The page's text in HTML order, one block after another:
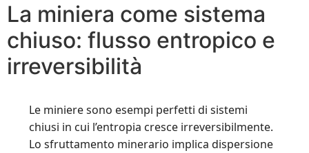
La miniera come sistema
chiuso: flusso entropico e
irreversibilità
Le miniere sono esempi perfetti di sistemi
chiusi in cui l’entropia cresce irreversibilmente.
Lo sfruttamento minerario implica dispersione